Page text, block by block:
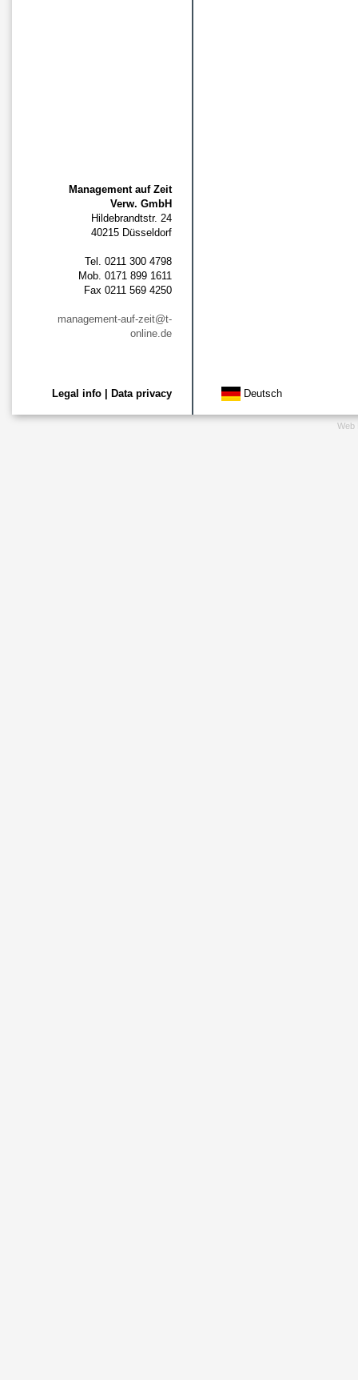
Management auf Zeit
Verw. GmbH
Hildebrandtstr. 24
40215 Düsseldorf
Tel. 0211 300 4798
Mob. 0171 899 1611
Fax 0211 569 4250
management-auf-zeit@t-
online.de
Legal info Data privacy Deutsch
Web